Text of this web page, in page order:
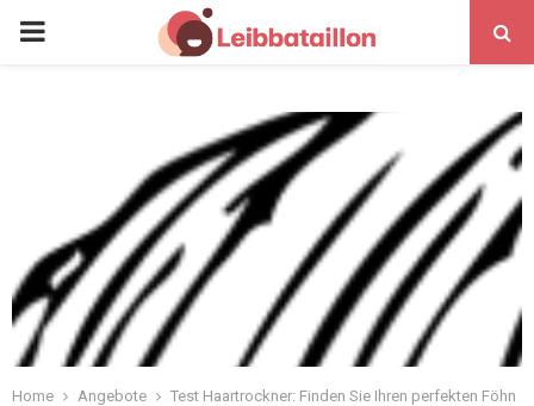
Home Angebote Test Haartrockner: Finden Sie Ihren perfekten Föhn